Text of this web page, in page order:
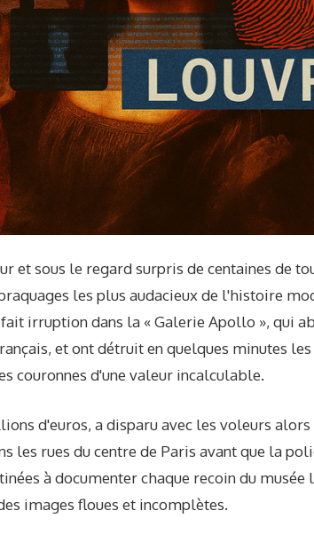
et sous le regard surpris de centaines de
​​les plus audacieux de l'histoire
irruption dans la « Galerie Apollo », qui
et ont détruit en quelques minutes
couronnes d'une valeur incalculable.
d'euros, a disparu avec les voleurs alors
les rues du centre de Paris avant que la
à documenter chaque recoin du musée
images floues et incomplètes.